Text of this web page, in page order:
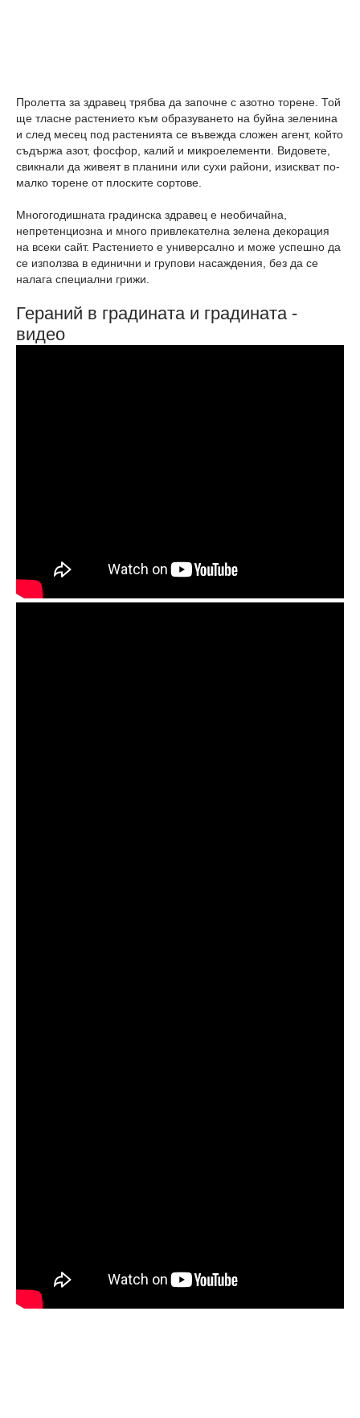
Пролетта за здравец трябва да започне с азотно торене. Той
ще тласне растението към образуването на буйна зеленина
и след месец под растенията се въвежда сложен агент, който
съдържа азот, фосфор, калий и микроелементи. Видовете,
свикнали да живеят в планини или сухи райони, изискват по-
малко торене от плоските сортове.
Многогодишната градинска здравец е необичайна,
непретенциозна и много привлекателна зелена декорация
на всеки сайт. Растението е универсално и може успешно да
се използва в единични и групови насаждения, без да се
налага специални грижи.
Гераний в градината и градината -
видео